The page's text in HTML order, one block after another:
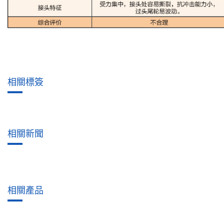
相關標簽
相關新聞
相關產品